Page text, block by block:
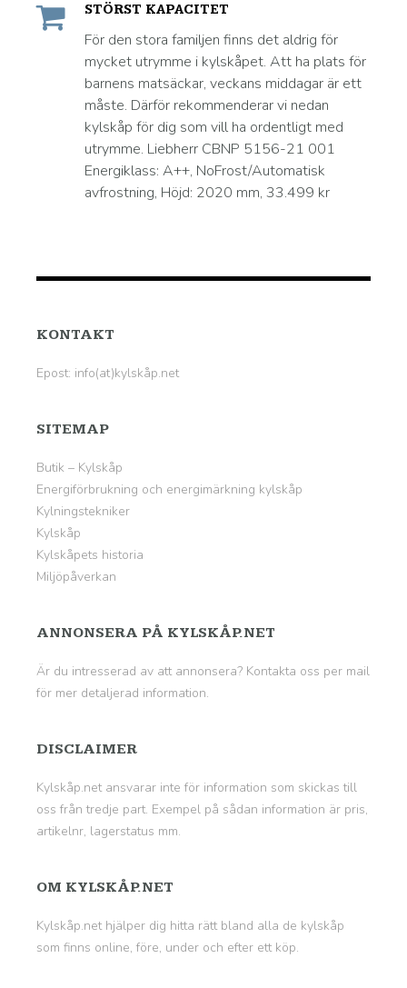
STÖRST KAPACITET
För den stora familjen finns det aldrig för
mycket utrymme i kylskåpet. Att ha plats för
barnens matsäckar, veckans middagar är ett
måste. Därför rekommenderar vi nedan
kylskåp för dig som vill ha ordentligt med
utrymme. Liebherr CBNP 5156-21 001
Energiklass: A++, NoFrost/Automatisk
avfrostning, Höjd: 2020 mm, 33.499 kr
KONTAKT
Epost: info(at)kylskåp.net
SITEMAP
Butik – Kylskåp
Energiförbrukning och energimärkning kylskåp
Kylningstekniker
Kylskåp
Kylskåpets historia
Miljöpåverkan
ANNONSERA PÅ KYLSKÅP.NET
Är du intresserad av att annonsera? Kontakta oss per mail
för mer detaljerad information.
DISCLAIMER
Kylskåp.net ansvarar inte för information som skickas till
oss från tredje part. Exempel på sådan information är pris,
artikelnr, lagerstatus mm.
OM KYLSKÅP.NET
Kylskåp.net hjälper dig hitta rätt bland alla de kylskåp
som finns online, före, under och efter ett köp.